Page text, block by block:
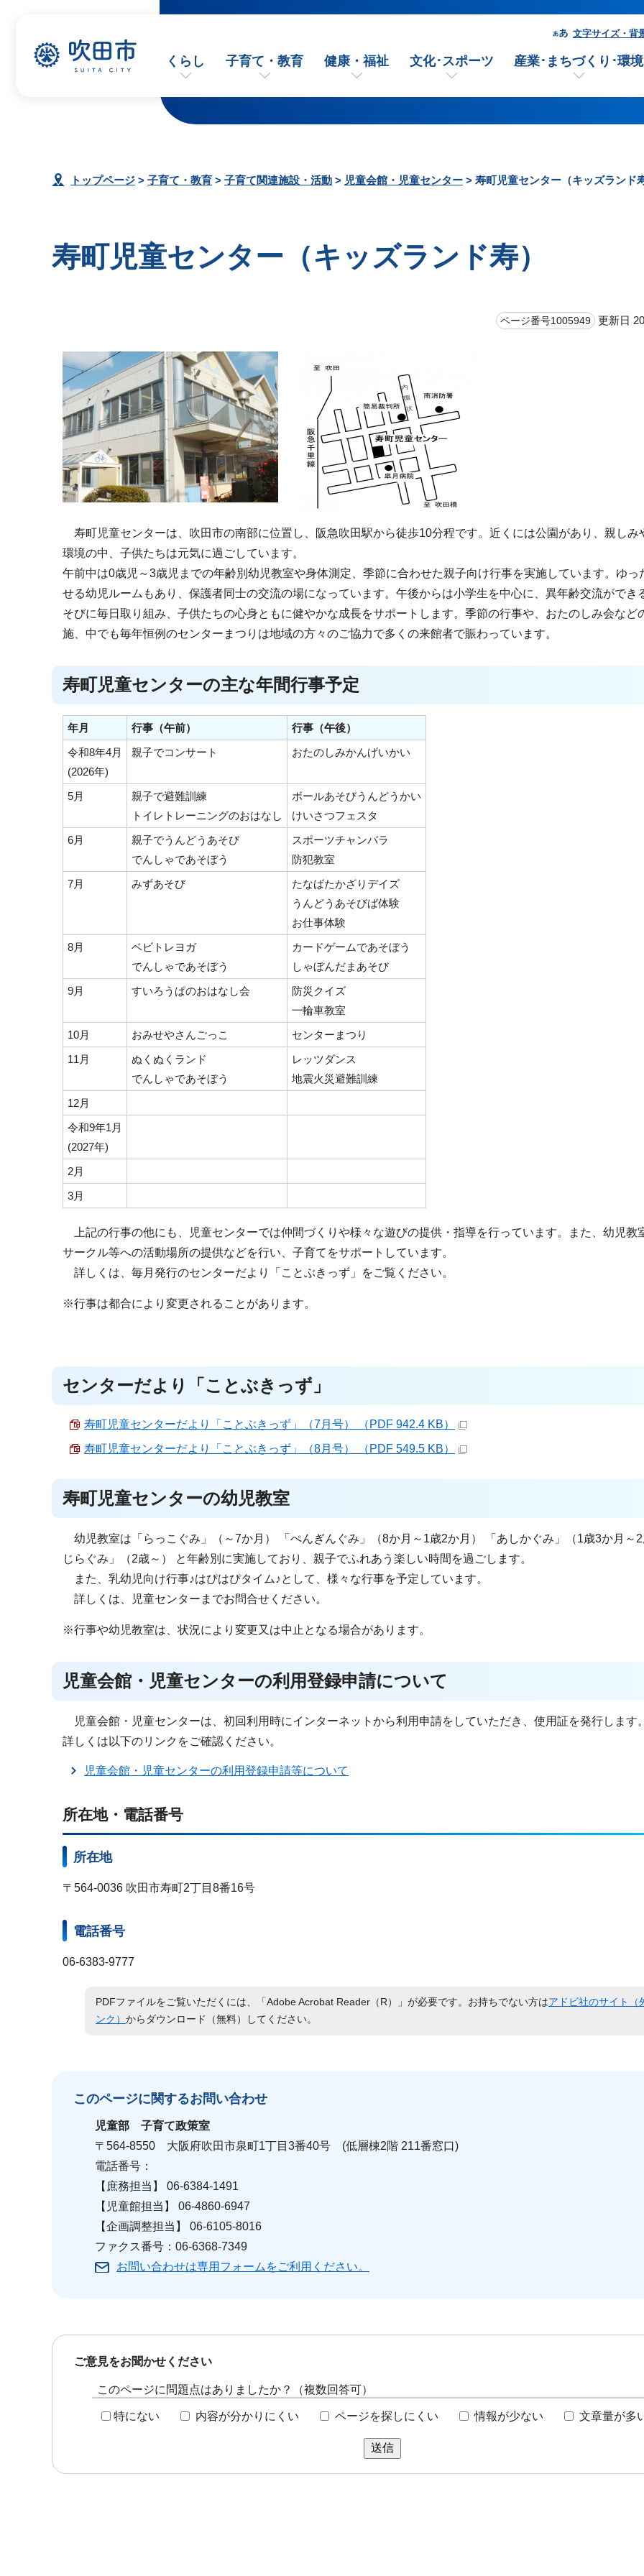
文字サイズ・背
くらし 子育て・教育 健康・福祉 文化･スポーツ 産業･まちづくり･環境
トップページ > 子育て・教育 > 子育て関連施設・活動 > 児童会館・児童センター > 寿町児童センター（キッズランド
寿町児童センター（キッズランド寿）
ページ番号1005949 更新日
寿町児童センターは、吹田市の南部に位置し、阪急吹田駅から徒歩10分程です。近くには公園があり、親しみ
環境の中、子供たちは元気に過ごしています。
午前中は0歳児～3歳児までの年齢別幼児教室や身体測定、季節に合わせた親子向け行事を実施しています。ゆっ
せる幼児ルームもあり、保護者同士の交流の場になっています。午後からは小学生を中心に、異年齢交流ができ
そびに毎日取り組み、子供たちの心身ともに健やかな成長をサポートします。季節の行事や、おたのしみ会など
施、中でも毎年恒例のセンターまつりは地域の方々のご協力で多くの来館者で賑わっています。
寿町児童センターの主な年間行事予定
年月 行事（午前）
行事（午後）
令和8年4月
(2026年)
親子でコンサート おたのしみかんげいかい
5月
親子で避難訓練
トイレトレーニングのおはなし
ボールあそびうんどうかい
けいさつフェスタ
6月
親子でうんどうあそび
でんしゃであそぼう
スポーツチャンバラ
防犯教室
7月
みずあそび
たなばたかざりデイズ
うんどうあそびば体験
お仕事体験
8月
ベビトレヨガ
でんしゃであそぼう
カードゲームであそぼう
しゃぼんだまあそび
9月
すいろうぱのおはなし会
防災クイズ
一輪車教室
10月
おみせやさんごっこ
センターまつり
11月
ぬくぬくランド
でんしゃであそぼう
レッツダンス
地震火災避難訓練
12月
令和9年1月
(2027年)
2月
3月
上記の行事の他にも、児童センターでは仲間づくりや様々な遊びの提供・指導を行っています。また、幼児教
サークル等への活動場所の提供などを行い、子育てをサポートしています。
詳しくは、毎月発行のセンターだより「ことぶきっず」をご覧ください。
※行事は都合により変更されることがあります。
センターだより「ことぶきっず」
寿町児童センターだより「ことぶきっず」（7月号） （PDF 942.4 KB）
寿町児童センターだより「ことぶきっず」（8月号） （PDF 549.5 KB）
寿町児童センターの幼児教室
幼児教室は「らっこぐみ」（～7か月） 「ぺんぎんぐみ」（8か月～1歳2か月） 「あしかぐみ」（1歳3か月～
じらぐみ」（2歳～） と年齢別に実施しており、親子でふれあう楽しい時間を過ごします。
また、乳幼児向け行事♪はぴはぴタイム♪として、様々な行事を予定しています。
詳しくは、児童センターまでお問合せください。
※行事や幼児教室は、状況により変更又は中止となる場合があります。
児童会館・児童センターの利用登録申請について
児童会館・児童センターは、初回利用時にインターネットから利用申請をしていただき、使用証を発行します
詳しくは以下のリンクをご確認ください。
児童会館・児童センターの利用登録申請等について
所在地・電話番号
所在地
〒564-0036 吹田市寿町2丁目8番16号
電話番号
06-6383-9777
PDFファイルをご覧いただくには、「Adobe Acrobat Reader（R）」が必要です。お持ちでない方はアドビ社のサイト（
ンク） からダウンロード（無料）してください。
このページに関するお問い合わせ
児童部 子育て政策室
〒564-8550 大阪府吹田市泉町1丁目3番40号 (低層棟2階 211番窓口)
電話番号：
【庶務担当】 06-6384-1491
【児童館担当】 06-4860-6947
【企画調整担当】 06-6105-8016
ファクス番号：06-6368-7349
お問い合わせは専用フォームをご利用ください。
ご意見をお聞かせください
このページに問題点はありましたか？（複数回答可）
特にない 内容が分かりにくい ページを探しにくい 情報が少ない 文章量が多
送信